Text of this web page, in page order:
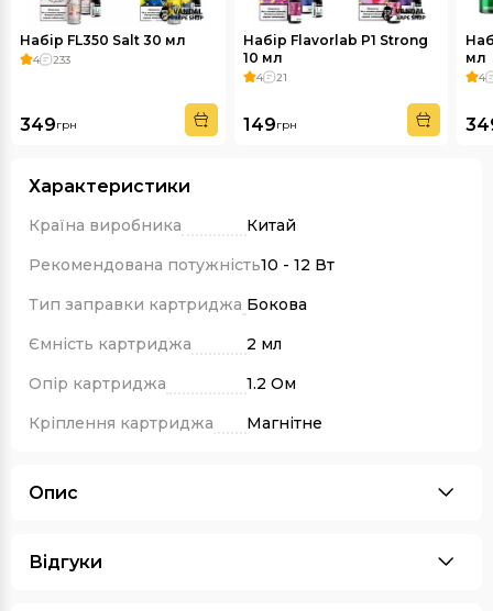
Набір FL350 Salt 30 мл
4 233
349грн
Набір Flavorlab Р1 Strong
10 мл
4 21
149грн
мл
4
Характеристики
Країна виробника
Китай
Рекомендована потужність10 - 12 Вт
Тип заправки картриджа Бокова
Ємність картриджа
2 мл
Опір картриджа
1.2 Ом
Кріплення картриджа
Магнітне
Опис
Відгуки